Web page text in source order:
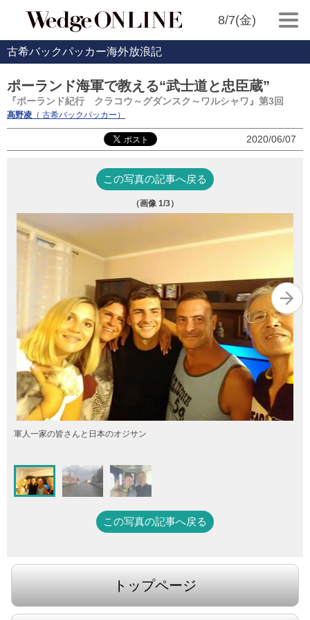
8/7(金)
古希バックパッカー海外放浪記
ポーランド海軍で教える“武士道と忠臣蔵”
『ポーランド紀行 クラコウ～グダンスク～ワルシャワ』第3回
高野凌 （ 古希バックパッカー）
2020/06/07
この写真の記事へ戻る
（画像 1/3）
軍人一家の皆さんと日本のオジサン
この写真の記事へ戻る
トップページ